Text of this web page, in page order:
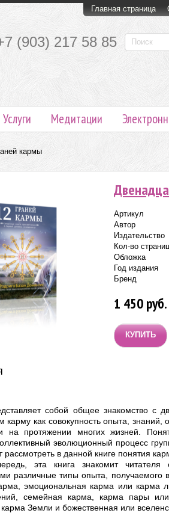
Главная страница
(903) 217 58 85
Услуги Медитации
кармы
Артикул
Автор
Издательство
Кол-во страниц
Обложка
Год издания
Бренд
1 450 руб.
собой общее знакомство
карму как совокупность опыта,
на протяжении многих жизней.
эволюционный процесс
рассмотреть в данной книге понятия
эта книга знакомит
различные типы опыта, получаемого
эмоциональная карма или карма
семейная карма, карма пары
карма Земли и божественная или